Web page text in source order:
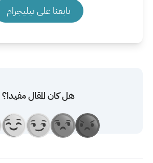
تابعنا على تيليجرام
هل كان المقال مفيدا؟